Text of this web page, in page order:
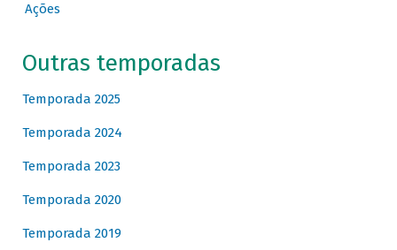
Ações
Outras temporadas
Temporada 2025
Temporada 2024
Temporada 2023
Temporada 2020
Temporada 2019